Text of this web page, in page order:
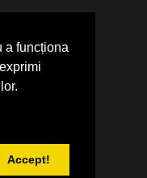
a funcționa
Accept!